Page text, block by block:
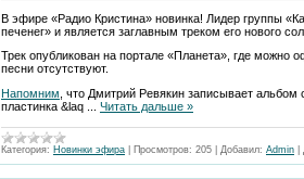
В эфире «Радио Кристина» новинка! Лидер группы
печенег» и является заглавным треком его нового
Трек опубликован на портале «Планета», где можно
песни отсутствуют.
Напомним , что Дмитрий Ревякин записывает
пластинка &laq
Читать дальше »
Категория: Новинки эфира Просмотров: 205 Добавил: Admin